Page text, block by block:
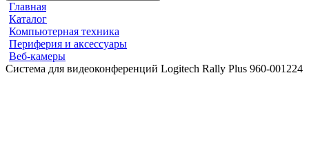
Главная
Каталог
Компьютерная техника
Периферия и аксессуары
Веб-камеры
Система для видеоконференций Logitech Rally Plus 960-001224